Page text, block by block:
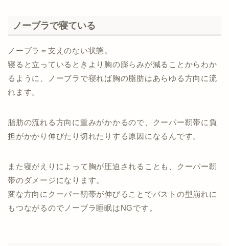
ノーブラで寝ている
ノーブラ＝支えのない状態。
寝ると立っているときより胸の膨らみが減ることからわか
るように、ノーブラで寝れば胸の脂肪はあらゆる方向に流
れます。
脂肪の流れる方向に重みがかかるので、クーパー靭帯に負
担がかかり伸びたり切れたりする原因になるんです。
また寝がえりによって胸が圧迫されることも、クーパー靭
帯のダメージになります。
変な方向にクーパー靭帯が伸びることでバストの型崩れに
もつながるのでノーブラ睡眠はNGです。